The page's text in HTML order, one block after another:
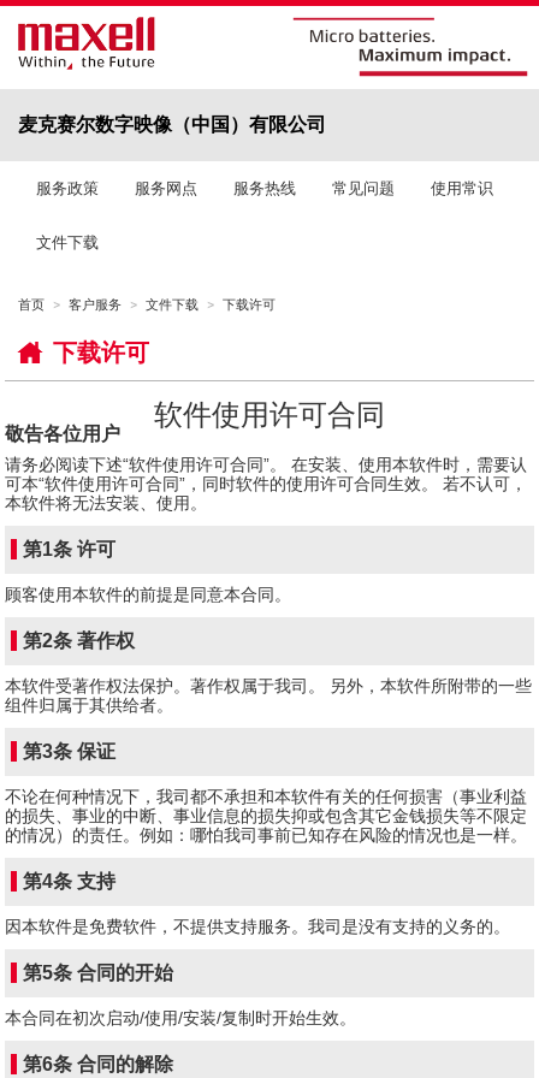
麦克赛尔数字映像（中国）有限公司
服务政策 服务网点 服务热线 常见问题 使用常识
文件下载
首页 客户服务 文件下载 下载许可
下载许可
软件使用许可合同
敬告各位用户
请务必阅读下述“软件使用许可合同”。 在安装、使用本软件时，需要认
可本“软件使用许可合同”，同时软件的使用许可合同生效。 若不认可，
本软件将无法安装、使用。
第1条 许可
顾客使用本软件的前提是同意本合同。
第2条 著作权
本软件受著作权法保护。著作权属于我司。 另外，本软件所附带的一些
组件归属于其供给者。
第3条 保证
不论在何种情况下，我司都不承担和本软件有关的任何损害（事业利益
的损失、事业的中断、事业信息的损失抑或包含其它金钱损失等不限定
的情况）的责任。例如：哪怕我司事前已知存在风险的情况也是一样。
第4条 支持
因本软件是免费软件，不提供支持服务。我司是没有支持的义务的。
第5条 合同的开始
本合同在初次启动/使用/安装/复制时开始生效。
第6条 合同的解除